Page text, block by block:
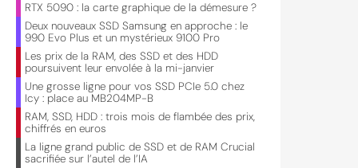
RTX 5090 : la carte graphique de la démesure ?
Deux nouveaux SSD Samsung en approche : le
990 Evo Plus et un mystérieux 9100 Pro
Les prix de la RAM, des SSD et des HDD
poursuivent leur envolée à la mi-janvier
Une grosse ligne pour vos SSD PCIe 5.0 chez
Icy : place au MB204MP-B
RAM, SSD, HDD : trois mois de flambée des prix,
chiffrés en euros
La ligne grand public de SSD et de RAM Crucial
sacrifiée sur l’autel de l’IA